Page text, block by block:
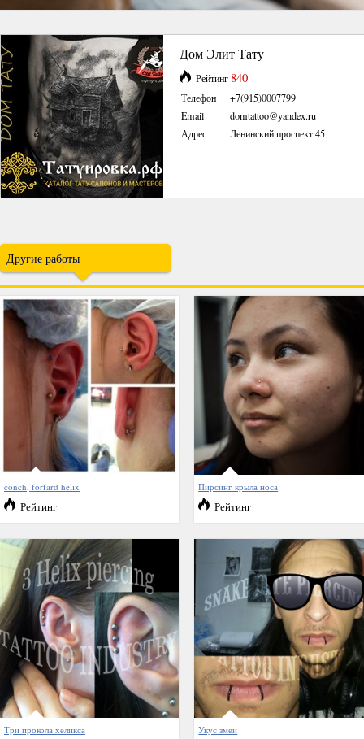
Дом Элит Тату
Рейтинг840
Телефон
+7(915)0007799
Email
domtattoo@yandex.ru
Адрес
Ленинский проспект 45
Другие работы
conch, forfard helix
Рейтинг
Пирсинг крыла носа
Рейтинг
Три прокола хеликса Укус змеи